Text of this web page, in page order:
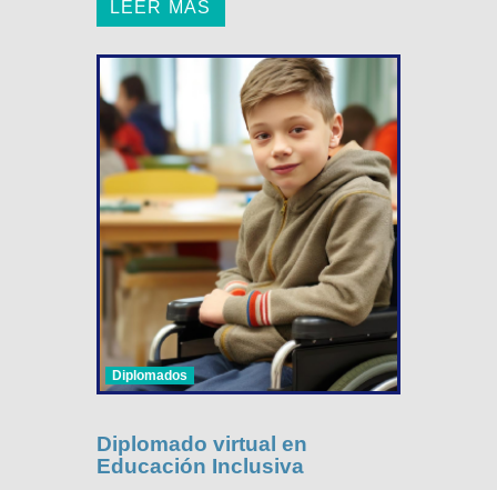
LEER MÁS
Diplomados
Diplomado virtual en
Educación Inclusiva